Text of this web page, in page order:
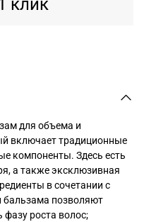
клик
для объема и
включает традиционные
компоненты. Здесь есть
а также эксклюзивная
в сочетании с
бальзама позволяют
фазу роста волос;